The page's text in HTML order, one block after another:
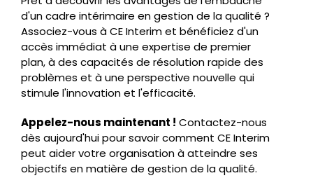
d'un cadre intérimaire en gestion de la qualité ?
Associez-vous à CE Interim et bénéficiez d'un
accès immédiat à une expertise de premier
plan, à des capacités de résolution rapide des
problèmes et à une perspective nouvelle qui
stimule l'innovation et l'efficacité.
Appelez-nous maintenant ! Contactez-nous
dès aujourd'hui pour savoir comment CE Interim
peut aider votre organisation à atteindre ses
objectifs en matière de gestion de la qualité.